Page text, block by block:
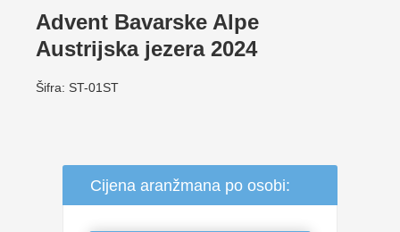
Advent Bavarske Alpe
Austrijska jezera 2024
Šifra: ST-01ST
Cijena aranžmana po osobi: